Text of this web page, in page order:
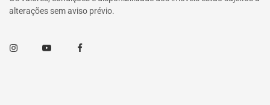
alterações sem aviso prévio.
InstagramYoutube Facebook